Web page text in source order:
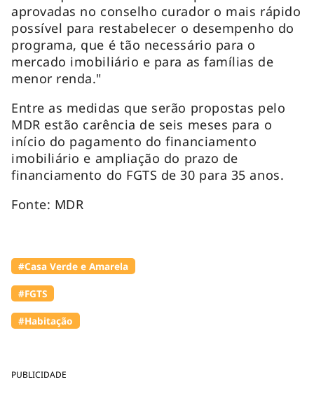
PUBLICIDADE
aprovadas no conselho curador o mais rápido
possível para restabelecer o desempenho do
programa, que é tão necessário para o
mercado imobiliário e para as famílias de
menor renda."
Entre as medidas que serão propostas pelo
MDR estão carência de seis meses para o
início do pagamento do financiamento
imobiliário e ampliação do prazo de
financiamento do FGTS de 30 para 35 anos.
Fonte: MDR
#Casa Verde e Amarela
#FGTS
#Habitação